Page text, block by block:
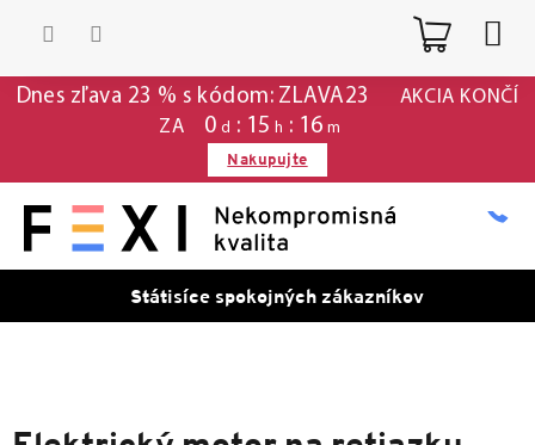
Dnes zľava 23 % s kódom: ZLAVA23
AKCIA KONČÍ
ZA
0 d : 15 h : 16 m
Nakupujte
Státisíce spokojných zákazníkov